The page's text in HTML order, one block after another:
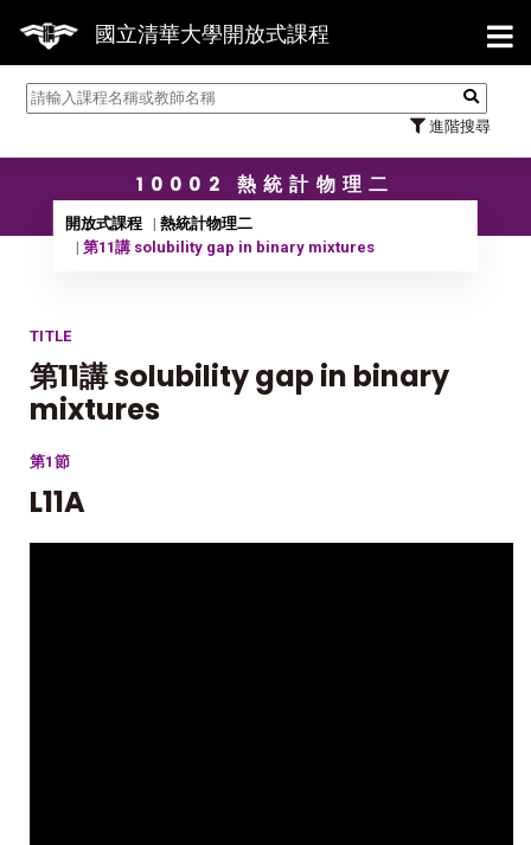
國立清華大學開放式課程
進階搜尋
【
10002 熱統計物理二
開放式課程
熱統計物理二
第11講 solubility gap in binary mixtures
TITLE
第11講 solubility gap in binary
mixtures
第1節
L11A